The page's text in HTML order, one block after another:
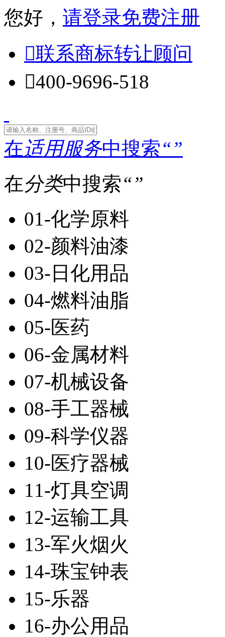
您好， 请登录免费注册
联系商标转让顾问
400-9696-518
在适用服务中搜索“”
在分类中搜索“”
01-化学原料
02-颜料油漆
03-日化用品
04-燃料油脂
05-医药
06-金属材料
07-机械设备
08-手工器械
09-科学仪器
10-医疗器械
11-灯具空调
12-运输工具
13-军火烟火
14-珠宝钟表
15-乐器
16-办公用品